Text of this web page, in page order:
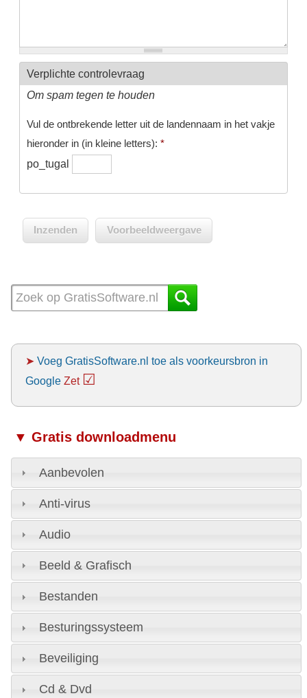
Verplichte controlevraag
Om spam tegen te houden
Vul de ontbrekende letter uit de landennaam in het vakje
hieronder in (in kleine letters): *
po_tugal
➤ Voeg GratisSoftware.nl toe als voorkeursbron in
Google Zet ☑
▼ Gratis downloadmenu
Aanbevolen
Anti-virus
Audio
Beeld & Grafisch
Bestanden
Besturingssysteem
Beveiliging
Cd & Dvd